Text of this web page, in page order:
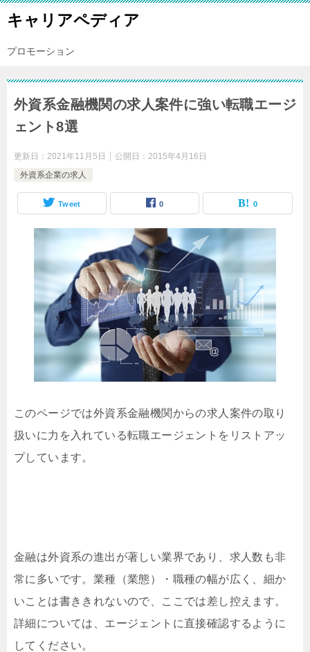
キャリアペディア
プロモーション
外資系金融機関の求人案件に強い転職エージ
ェント8選
更新日： 2021年11月5日 公開日： 2015年4月16日
外資系企業の求人
Tweet 0 0
このページでは外資系金融機関からの求人案件の取り
扱いに力を入れている転職エージェントをリストアッ
プしています。
金融は外資系の進出が著しい業界であり、求人数も非
常に多いです。業種（業態）・職種の幅が広く、細か
いことは書ききれないので、ここでは差し控えます。
詳細については、エージェントに直接確認するように
してください。